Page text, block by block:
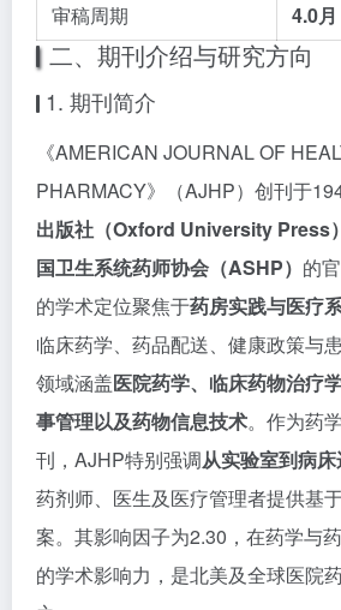
审稿周期
4.0月
二、期刊介绍与研究方向
1. 期刊简介
《AMERICAN JOURNAL OF
PHARMACY》（AJHP）创刊于
出版社（Oxford University Press）
国卫生系统药师协会（ASHP） 的
的学术定位聚焦于药房实践与医疗
临床药学、药品配送、健康政策与
领域涵盖医院药学、临床药物治疗
事管理以及药物信息技术。作为药
刊，AJHP特别强调从实验室到病
药剂师、医生及医疗管理者提供基
案。其影响因子为2.30，在药学与
的学术影响力，是北美及全球医院